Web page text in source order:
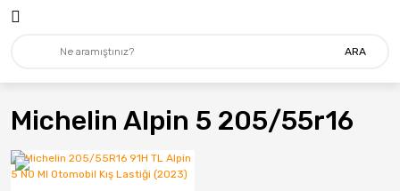
ARA
Michelin Alpin 5 205/55r16